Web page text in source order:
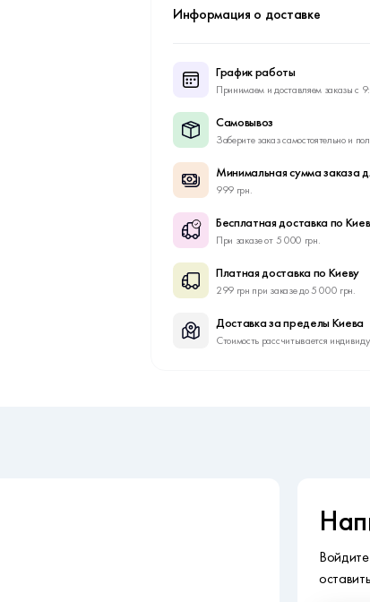
Информация о доставке
График работы
Принимаем и доставляем заказы с
Самовывоз
Заберите заказ самостоятельно и
Минимальная сумма заказа
999 грн.
Бесплатная доставка по
При заказе от 5 000 грн.
Платная доставка по Киеву
299 грн при заказе до 5 000 грн.
Доставка за пределы Киева
Стоимость рассчитывается
Войдите